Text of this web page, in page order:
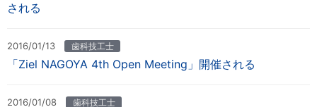
される
2016/01/13 歯科技工士
「Ziel NAGOYA 4th Open Meeting」開催される
2016/01/08 歯科技工士